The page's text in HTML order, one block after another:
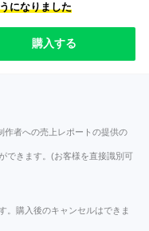
になりました
購入する
作者への売上レポートの提供の
できます。(お客様を直接識別可
。購入後のキャンセルはできま